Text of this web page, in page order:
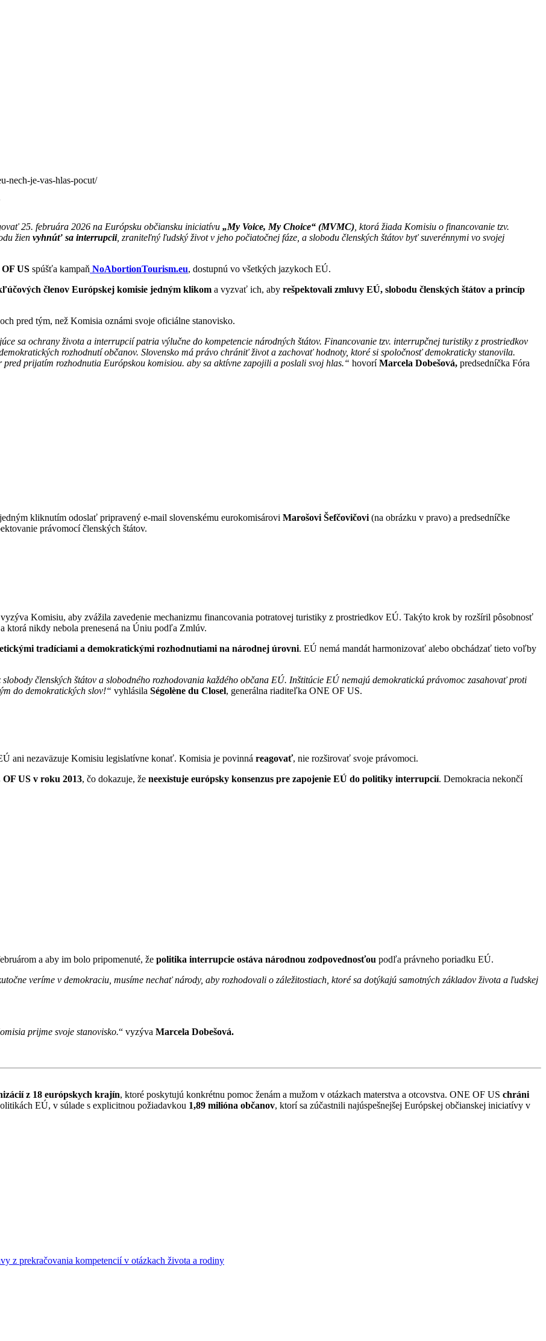
nech-je-vas-hlas-pocut/
25. februára 2026 na Európsku občiansku iniciatívu „My Voice, My Choice“ (MVMC), ktorá žiada Komisiu o financovanie tzv.
žien vyhnúť sa interrupcii, zraniteľný ľudský život v jeho počiatočnej fáze, a slobodu členských štátov byť suverénnymi vo svojej
US spúšťa kampaň NoAbortionTourism.eu, dostupnú vo všetkých jazykoch EÚ.
členov Európskej komisie jedným klikom a vyzvať ich, aby rešpektovali zmluvy EÚ, slobodu členských štátov a princíp
pred tým, než Komisia oznámi svoje oficiálne stanovisko.
sa ochrany života a interrupcií patria výlučne do kompetencie národných štátov. Financovanie tzv. interrupčnej turistiky z prostriedkov
rozhodnutí občanov. Slovensko má právo chrániť život a zachovať hodnoty, ktoré si spoločnosť demokraticky stanovila.
prijatím rozhodnutia Európskou komisiou. aby sa aktívne zapojili a poslali svoj hlas.“ hovoríMarcela Dobešová, predsedníčka Fóra
kliknutím odoslať pripravený e-mail slovenskému eurokomisárovi Marošovi Šefčovičovi(na obrázku v pravo) a predsedníčke
právomocí členských štátov.
Komisiu, aby zvážila zavedenie mechanizmu financovania potratovej turistiky z prostriedkov EÚ. Takýto krok by rozšíril pôsobnosť
a ktorá nikdy nebola prenesená na Úniu podľa Zmlúv.
tradíciami a demokratickými rozhodnutiami na národnej úrovni. EÚ nemá mandát harmonizovať alebo obchádzať tieto voľby
členských štátov a slobodného rozhodovania každého občana EÚ. Inštitúcie EÚ nemajú demokratickú právomoc zasahovať proti
do demokratických slov!“ vyhlásila Ségolène du Closel, generálna riaditeľka ONE OF US.
ani nezaväzuje Komisiu legislatívne konať. Komisia je povinná reagovať, nie rozširovať svoje právomoci.
US v roku 2013, čo dokazuje, že neexistuje európsky konsenzus pre zapojenie EÚ do politiky interrupcií. Demokracia nekončí
a aby im bolo pripomenuté, že politika interrupcie ostáva národnou zodpovednosťou podľa právneho poriadku EÚ.
veríme v demokraciu, musíme nechať národy, aby rozhodovali o záležitostiach, ktoré sa dotýkajú samotných základov života a ľudskej
prijme svoje stanovisko.“ vyzýva Marcela Dobešová.
z 18 európskych krajín, ktoré poskytujú konkrétnu pomoc ženám a mužom v otázkach materstva a otcovstva. ONE OF US chráni
EÚ, v súlade s explicitnou požiadavkou 1,89 milióna občanov, ktorí sa zúčastnili najúspešnejšej Európskej občianskej iniciatívy v
z prekračovania kompetencií v otázkach života a rodiny